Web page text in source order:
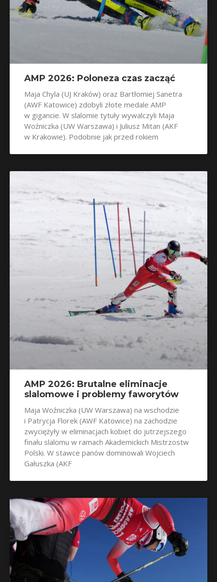
AMP 2026: Poloneza czas zacząć
Maja Chyla (UJ Kraków) oraz Bartłomiej Sanetra
(AWF Katowice) zdobyli złote medale AMP
w gigancie. W slalomie tytuły wywalczyli Maja
Woźniczka (UW Warszawa) i Juliusz Mitan (AKF
w Krakowie). Podobnie jak przed rokiem
AMP 2026: Brutalne eliminacje
slalomowe i problemy faworytów
Maja Woźniczka (UW Warszawa) na wschodzie
i Patrycja Florek (AWF Katowice) na zachodzie
zwyciężyły w eliminacjach kobiet do jutrzejszego
finału slalomu w ramach Akademickich Mistrzostw
Polski. W stawce panów dominowali Wojciech
Gałuszka (AKF